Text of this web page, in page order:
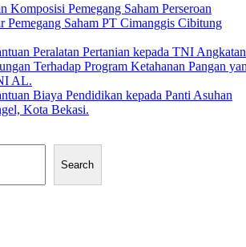
Komposisi Pemegang Saham Perseroan
Pemegang Saham PT Cimanggis Cibitung
Peralatan Pertanian kepada TNI Angkatan
Terhadap Program Ketahanan Pangan
AL.
Biaya Pendidikan kepada Panti Asuhan
Kota Bekasi.
Search